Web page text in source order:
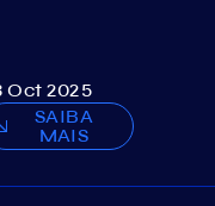
Oct 2025
SAIBA
MAIS